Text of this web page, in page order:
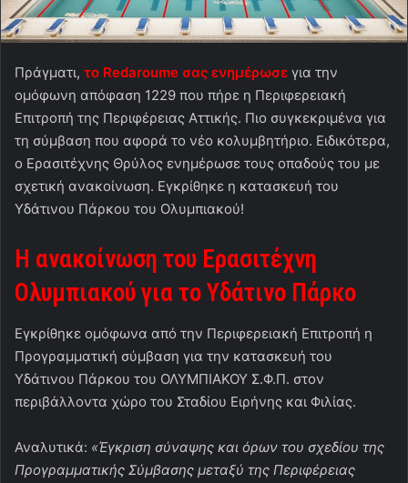
Πράγματι, το Redaroume σας ενημέρωσε για την
ομόφωνη απόφαση 1229 που πήρε η Περιφερειακή
Επιτροπή της Περιφέρειας Αττικής. Πιο συγκεκριμένα για
τη σύμβαση που αφορά το νέο κολυμβητήριο. Ειδικότερα,
ο Ερασιτέχνης Θρύλος ενημέρωσε τους οπαδούς του με
σχετική ανακοίνωση. Εγκρίθηκε η κατασκευή του
Υδάτινου Πάρκου του Ολυμπιακού!
Η ανακοίνωση του Ερασιτέχνη
Ολυμπιακού για το Υδάτινο Πάρκο
Εγκρίθηκε ομόφωνα από την Περιφερειακή Επιτροπή η
Προγραμματική σύμβαση για την κατασκευή του
Υδάτινου Πάρκου του ΟΛΥΜΠΙΑΚΟΥ Σ.Φ.Π. στον
περιβάλλοντα χώρο του Σταδίου Ειρήνης και Φιλίας.
Αναλυτικά: «Έγκριση σύναψης και όρων του σχεδίου της
Προγραμματικής Σύμβασης μεταξύ της Περιφέρειας